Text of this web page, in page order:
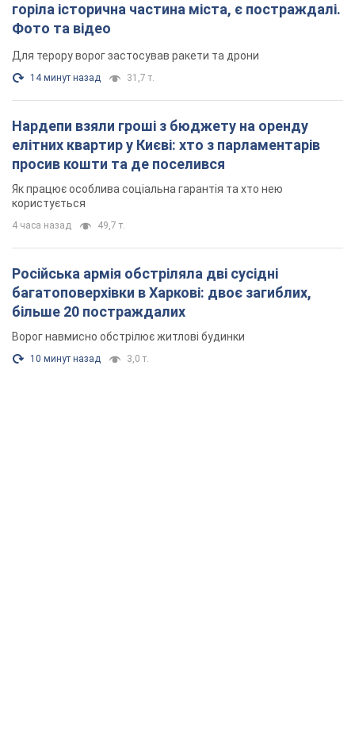
горіла історична частина міста, є постраждалі.
Фото та відео
Для терору ворог застосував ракети та дрони
14 минут назад 31,7 т.
Нардепи взяли гроші з бюджету на оренду
елітних квартир у Києві: хто з парламентарів
просив кошти та де поселився
Як працює особлива соціальна гарантія та хто нею
користується
4 часа назад 49,7 т.
Російська армія обстріляла дві сусідні
багатоповерхівки в Харкові: двоє загиблих,
більше 20 постраждалих
Ворог навмисно обстрілює житлові будинки
10 минут назад 3,0 т.